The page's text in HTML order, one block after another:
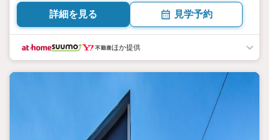
詳細を見る 見学予約
ほか提供